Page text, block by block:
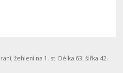
žehlení na 1. st. Délka 63, šířka 42.